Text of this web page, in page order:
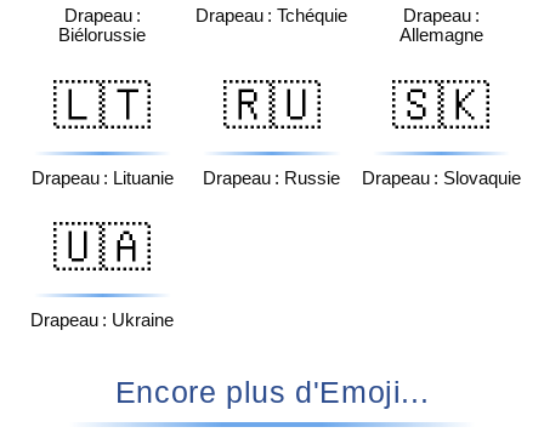
Drapeau :
Biélorussie
Drapeau : Tchéquie
Drapeau :
Allemagne
🇱🇹
Drapeau : Lituanie
🇷🇺
Drapeau : Russie
🇸🇰
Drapeau : Slovaquie
🇺🇦
Drapeau : Ukraine
Encore plus d'Emoji...